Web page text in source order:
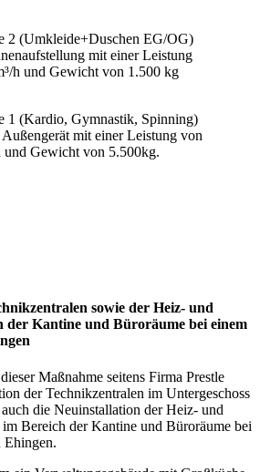
2 (Umkleide+Duschen EG/OG)
mit einer Leistung
h und Gewicht von 1.500 kg
1 (Kardio, Gymnastik, Spinning)
Außengerät mit einer Leistung von
und Gewicht von 5.500kg.
sowie der Heiz- und
der Kantine und Büroräume bei einem
Maßnahme seitens Firma Prestle
der Technikzentralen im Untergeschoss
die Neuinstallation der Heiz- und
Bereich der Kantine und Büroräume bei
Ehingen.